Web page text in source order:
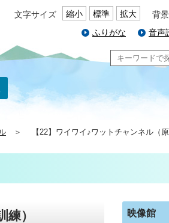
文字サイズ 縮小 標準 拡大 背
ふりがな
音声
【22】ワイワイ♪ワットチャンネル（
） 映像館